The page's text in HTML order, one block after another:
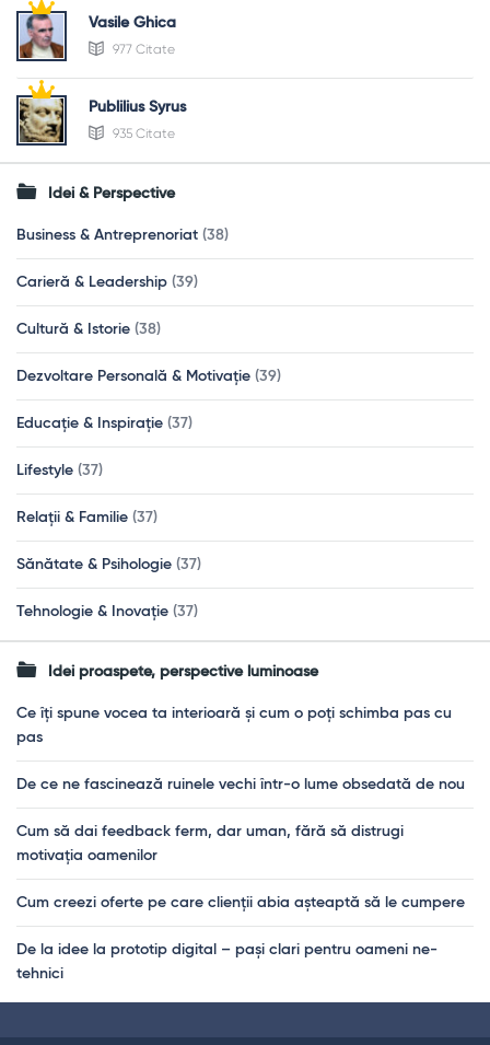
Vasile Ghica
977 Citate
Publilius Syrus
935 Citate
Idei & Perspective
Business & Antreprenoriat (38)
Carieră & Leadership (39)
Cultură & Istorie (38)
Dezvoltare Personală & Motivație (39)
Educație & Inspirație (37)
Lifestyle (37)
Relații & Familie (37)
Sănătate & Psihologie (37)
Tehnologie & Inovație (37)
Idei proaspete, perspective luminoase
Ce îți spune vocea ta interioară și cum o poți schimba pas cu
pas
De ce ne fascinează ruinele vechi într-o lume obsedată de nou
Cum să dai feedback ferm, dar uman, fără să distrugi
motivația oamenilor
Cum creezi oferte pe care clienții abia așteaptă să le cumpere
De la idee la prototip digital – pași clari pentru oameni ne-
tehnici